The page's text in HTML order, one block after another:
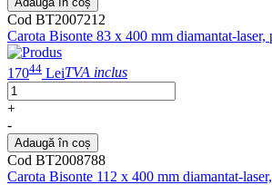
Cod BT2007212
Carota Bisonte 83 x 400 mm diamantat-
17044 LeiTVA inclus
+
-
Adaugă în coș
Cod BT2008788
Carota Bisonte 112 x 400 mm diamantat-